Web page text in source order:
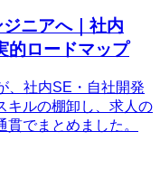
ニアへ｜社内
的ロードマップ
、社内SE・自社開発
キルの棚卸し、求人の
でまとめました。